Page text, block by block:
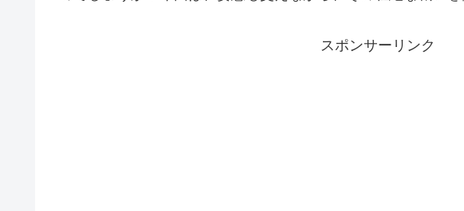
スポンサーリンク